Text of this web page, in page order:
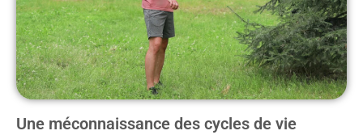
Une méconnaissance des cycles de vie